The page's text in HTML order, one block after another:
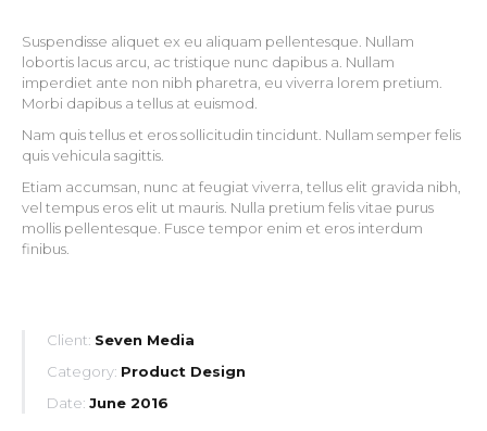
Suspendisse aliquet ex eu aliquam pellentesque. Nullam
lobortis lacus arcu, ac tristique nunc dapibus a. Nullam
imperdiet ante non nibh pharetra, eu viverra lorem pretium.
Morbi dapibus a tellus at euismod.
Nam quis tellus et eros sollicitudin tincidunt. Nullam semper felis
quis vehicula sagittis.
Etiam accumsan, nunc at feugiat viverra, tellus elit gravida nibh,
vel tempus eros elit ut mauris. Nulla pretium felis vitae purus
mollis pellentesque. Fusce tempor enim et eros interdum
finibus.
Client: Seven Media
Category: Product Design
Date: June 2016